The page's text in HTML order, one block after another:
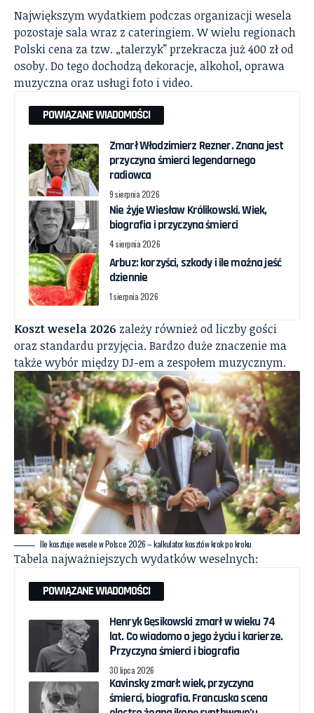
Największym wydatkiem podczas organizacji wesela
pozostaje sala wraz z cateringiem. W wielu regionach
Polski cena za tzw. „talerzyk” przekracza już 400 zł od
osoby. Do tego dochodzą dekoracje, alkohol, oprawa
muzyczna oraz usługi foto i video.
POWIĄZANE WIADOMOŚCI
Zmarł Włodzimierz Rezner. Znana jest
przyczyna śmierci legendarnego
radiowca
9 sierpnia 2026
Nie żyje Wiesław Królikowski. Wiek,
biografia i przyczyna śmierci
4 sierpnia 2026
Arbuz: korzyści, szkody i ile można jeść
dziennie
1 sierpnia 2026
Koszt wesela 2026 zależy również od liczby gości
oraz standardu przyjęcia. Bardzo duże znaczenie ma
także wybór między DJ-em a zespołem muzycznym.
Ile kosztuje wesele w Polsce 2026 – kalkulator kosztów krok po kroku
Tabela najważniejszych wydatków weselnych:
POWIĄZANE WIADOMOŚCI
Henryk Gęsikowski zmarł w wieku 74
lat. Co wiadomo o jego życiu i karierze.
Рrzyczyna śmierci i biografia
30 lipca 2026
Kavinsky zmarł: wiek, przyczyna
śmierci, biografia. Francuska scena